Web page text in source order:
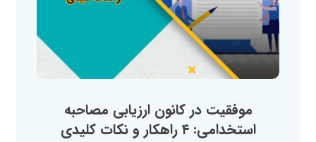
موفقیت در کانون ارزیابی مصاحبه
استخدامی: ۴ راهکار و نکات کلیدی